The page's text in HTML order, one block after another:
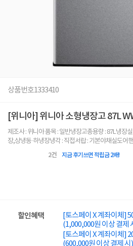
상품번호1333410
[위니아] 위니아 소형냉장고 87L
제조사 : 위니아 품목 : 일반냉장고총용량 : 87L냉장
장,상냉동·하냉장냉각 : 직접서랍 : 기본야채실도어
2건 지금 후기쓰면 적립금 2배!
할인혜택
[토스페이 X 계좌이체]
(1,000,000원 이상 결제
[토스페이 X 계좌이체]
(600,000원 이상 결제 시)